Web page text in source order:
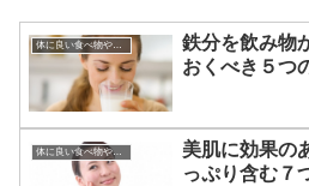
体に良い食べ物やその効果
鉄分を飲み物
おくべき５つ
体に良い食べ物やその効果
美肌に効果の
っぷり含む７